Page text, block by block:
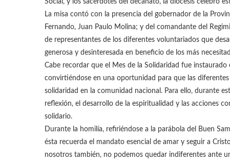
Social, y los sacerdotes del decanato, la diócesis celebró
La misa contó con la presencia del gobernador de la
Fernando, Juan Paulo Molina; y del comandante del
de representantes de los diferentes voluntariados que
generosa y desinteresada en beneficio de los más
Cabe recordar que el Mes de la Solidaridad fue
convirtiéndose en una oportunidad para que las
solidaridad en la comunidad nacional. Para ello, durante
reflexión, el desarrollo de la espiritualidad y las acciones
solidario.
Durante la homilía, refiriéndose a la parábola del Buen
ésta recuerda el mandato esencial de amar y seguir a
nosotros también, no podemos quedar indiferentes ante